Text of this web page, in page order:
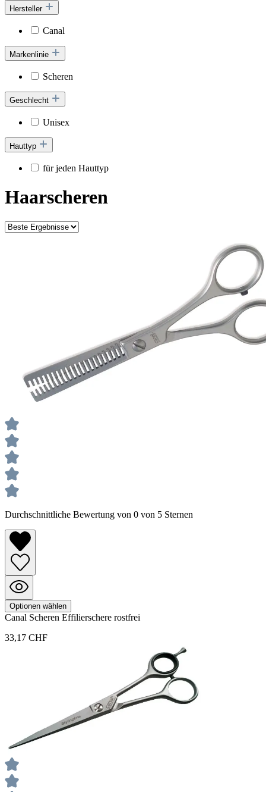
Hersteller
Canal
Markenlinie
Scheren
Geschlecht
Unisex
Hauttyp
für jeden Hauttyp
Haarscheren
Durchschnittliche Bewertung von 0 von 5 Sternen
Optionen wählen
Canal Scheren Effilierschere rostfrei
33,17 CHF